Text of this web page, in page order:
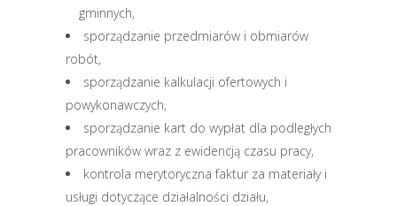
gminnych,
sporządzanie przedmiarów i obmiarów
robót,
sporządzanie kalkulacji ofertowych i
powykonawczych,
sporządzanie kart do wypłat dla podległych
pracowników wraz z ewidencją czasu pracy,
kontrola merytoryczna faktur za materiały i
usługi dotyczące działalności działu,